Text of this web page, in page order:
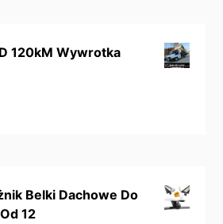
120kM Wywrotka
Belki Dachowe Do
12